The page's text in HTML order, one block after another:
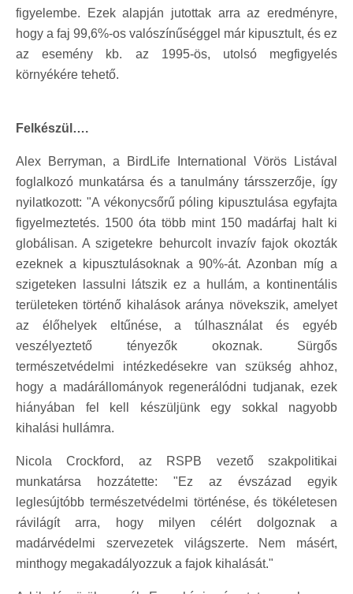
figyelembe. Ezek alapján jutottak arra az eredményre,
hogy a faj 99,6%-os valószínűséggel már kipusztult, és ez
az esemény kb. az 1995-ös, utolsó megfigyelés
környékére tehető.
Felkészül….
Alex Berryman, a BirdLife International Vörös Listával
foglalkozó munkatársa és a tanulmány társszerzője, így
nyilatkozott: "A vékonycsőrű póling kipusztulása egyfajta
figyelmeztetés. 1500 óta több mint 150 madárfaj halt ki
globálisan. A szigetekre behurcolt invazív fajok okozták
ezeknek a kipusztulásoknak a 90%-át. Azonban míg a
szigeteken lassulni látszik ez a hullám, a kontinentális
területeken történő kihalások aránya növekszik, amelyet
az élőhelyek eltűnése, a túlhasználat és egyéb
veszélyeztető tényezők okoznak. Sürgős
természetvédelmi intézkedésekre van szükség ahhoz,
hogy a madárállományok regenerálódni tudjanak, ezek
hiányában fel kell készüljünk egy sokkal nagyobb
kihalási hullámra.
Nicola Crockford, az RSPB vezető szakpolitikai
munkatársa hozzátette: "Ez az évszázad egyik
leglesújtóbb természetvédelmi történése, és tökéletesen
rávilágít arra, hogy milyen célért dolgoznak a
madárvédelmi szervezetek világszerte. Nem másért,
minthogy megakadályozzuk a fajok kihalását."